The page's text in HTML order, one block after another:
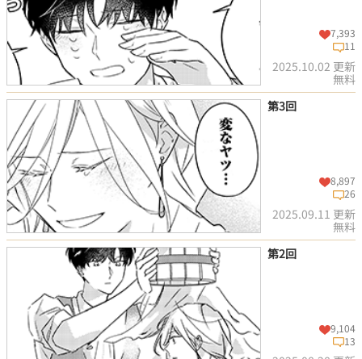
この話を読む コメントを見る
7,393
11
2025.10.02 更新
無料
この話を読む コメントを見る
第3回
8,897
26
2025.09.11 更新
無料
第2回
9,104
13